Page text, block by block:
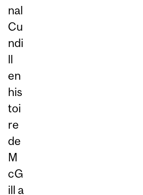
nal
Cu
ndi
ll
en
his
toi
re
de
M
cG
ill a